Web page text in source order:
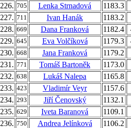
226. 705 Lenka Strnadová
1183.3
227. 711 Ivan Hanák
1183.2
228. 669 Dana Franková 1182.4
229. 645 Eva Volčíková 1179.3
230. 668 Jana Franková
1179.2
231. 771 Tomáš Bartoněk
1173.0
232. 638 Lukáš Nalepa
1165.8
233. 423 Vladimír Veyr
1157.6
234. 293 Jiří Čenovský
1132.1
235. 629 Iveta Baranová
1109.1
236. 750 Andrea Jelínková
1106.2